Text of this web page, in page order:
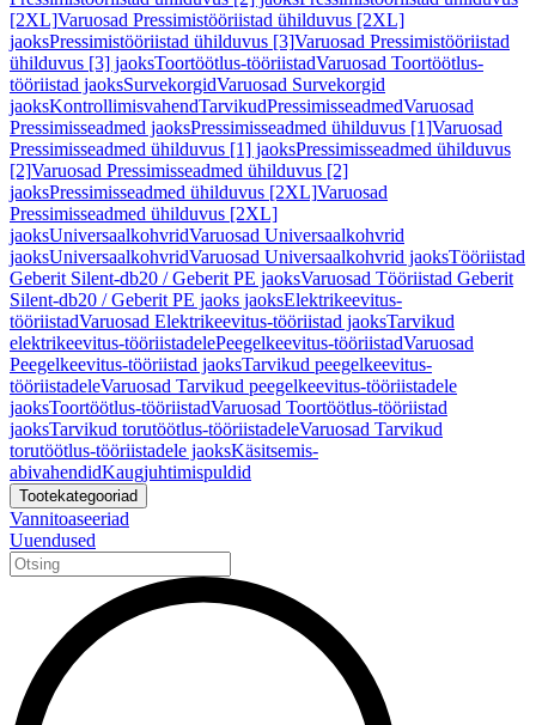
[2XL]Varuosad Pressimistööriistad ühilduvus [2XL]
jaoksPressimistööriistad ühilduvus [3]Varuosad Pressimistööriistad
ühilduvus [3] jaoksToortöötlus-tööriistadVaruosad Toortöötlus-
tööriistad jaoksSurvekorgidVaruosad Survekorgid
jaoksKontrollimisvahendTarvikudPressimisseadmedVaruosad
Pressimisseadmed jaoksPressimisseadmed ühilduvus [1]Varuosad
Pressimisseadmed ühilduvus [1] jaoksPressimisseadmed ühilduvus
[2]Varuosad Pressimisseadmed ühilduvus [2]
jaoksPressimisseadmed ühilduvus [2XL]Varuosad
Pressimisseadmed ühilduvus [2XL]
jaoksUniversaalkohvridVaruosad Universaalkohvrid
jaoksUniversaalkohvridVaruosad Universaalkohvrid jaoksTööriistad
Geberit Silent-db20 / Geberit PE jaoksVaruosad Tööriistad Geberit
Silent-db20 / Geberit PE jaoks jaoksElektrikeevitus-
tööriistadVaruosad Elektrikeevitus-tööriistad jaoksTarvikud
elektrikeevitus-tööriistadelePeegelkeevitus-tööriistadVaruosad
Peegelkeevitus-tööriistad jaoksTarvikud peegelkeevitus-
tööriistadeleVaruosad Tarvikud peegelkeevitus-tööriistadele
jaoksToortöötlus-tööriistadVaruosad Toortöötlus-tööriistad
jaoksTarvikud torutöötlus-tööriistadeleVaruosad Tarvikud
torutöötlus-tööriistadele jaoksKäsitsemis-
abivahendidKaugjuhtimispuldid
Tootekategooriad
Vannitoaseeriad
Uuendused